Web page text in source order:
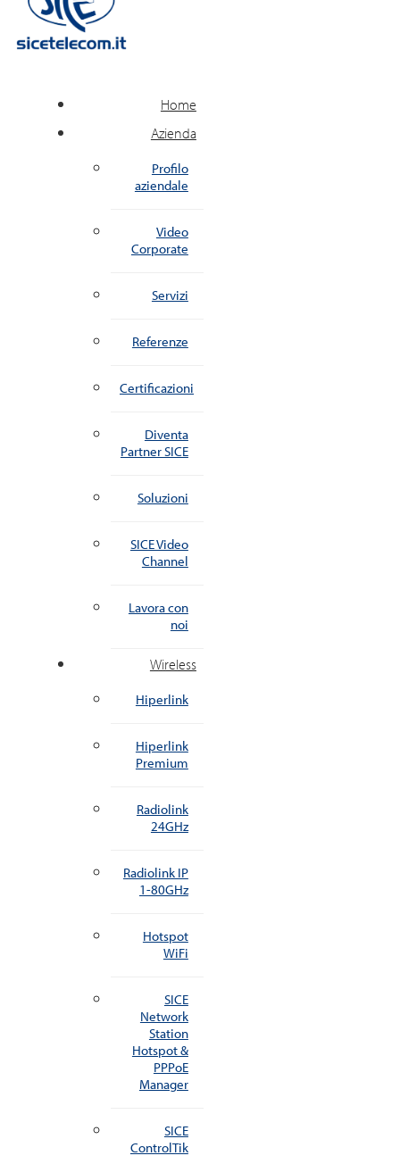
Home
Azienda
Profilo
aziendale
Video
Corporate
Servizi
Referenze
Certificazioni
Diventa
Partner SICE
Soluzioni
SICE Video
Channel
Lavora con
noi
Wireless
Hiperlink
Hiperlink
Premium
Radiolink
24GHz
Radiolink IP
1-80GHz
Hotspot
WiFi
SICE
Network
Station
Hotspot &
PPPoE
Manager
SICE
ControlTik